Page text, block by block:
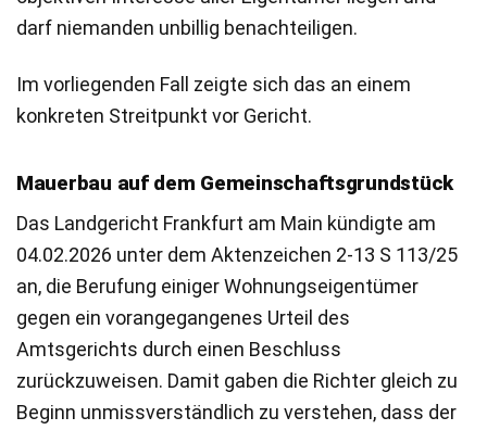
darf niemanden unbillig benachteiligen.
Im vorliegenden Fall zeigte sich das an einem
konkreten Streitpunkt vor Gericht.
Mauerbau auf dem Gemeinschaftsgrundstück
Das Landgericht Frankfurt am Main kündigte am
04.02.2026 unter dem Aktenzeichen 2-13 S 113/25
an, die Berufung einiger Wohnungseigentümer
gegen ein vorangegangenes Urteil des
Amtsgerichts durch einen Beschluss
zurückzuweisen. Damit gaben die Richter gleich zu
Beginn unmissverständlich zu verstehen, dass der